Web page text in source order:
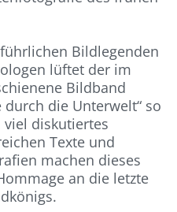
Bildlegenden
lüftet der im
Bildband
durch die Unterwelt“ so
diskutiertes
Texte und
machen dieses
an die letzte